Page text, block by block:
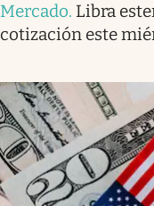
Mercado. Libra
cotización este